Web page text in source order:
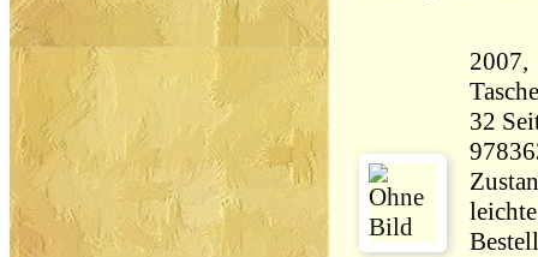
2007,
32 Seiten